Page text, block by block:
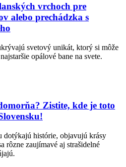
vrchoch pre
alebo prechádzka s
svetový unikát, ktorý si môže
opálové bane na svete.
Zistite, kde je toto
dotýkajú histórie, objavujú krásy
rôzne zaujímavé aj strašidelné